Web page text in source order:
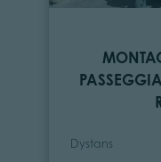
Dystans